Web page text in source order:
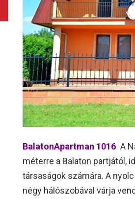
BalatonApartman 1016 A
méterre a Balaton partjától,
társaságok számára. A
négy hálószobával várja